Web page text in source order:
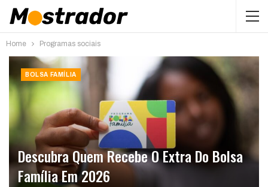
Home Programas sociais
BOLSA FAMÍLIA
Descubra Quem Recebe O Extra Do Bolsa
Família Em 2026